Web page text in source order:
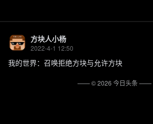
方块人小杨
2022-4-1 12:50
我的世界：召唤拒绝方块与允许方块
—— ©2026 今日头条——